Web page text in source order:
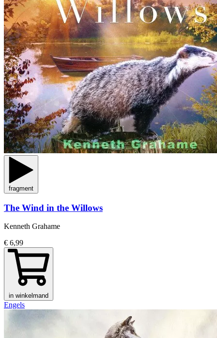
fragment
The Wind in the Willows
Kenneth Grahame
€ 6,99
in winkelmand
Engels